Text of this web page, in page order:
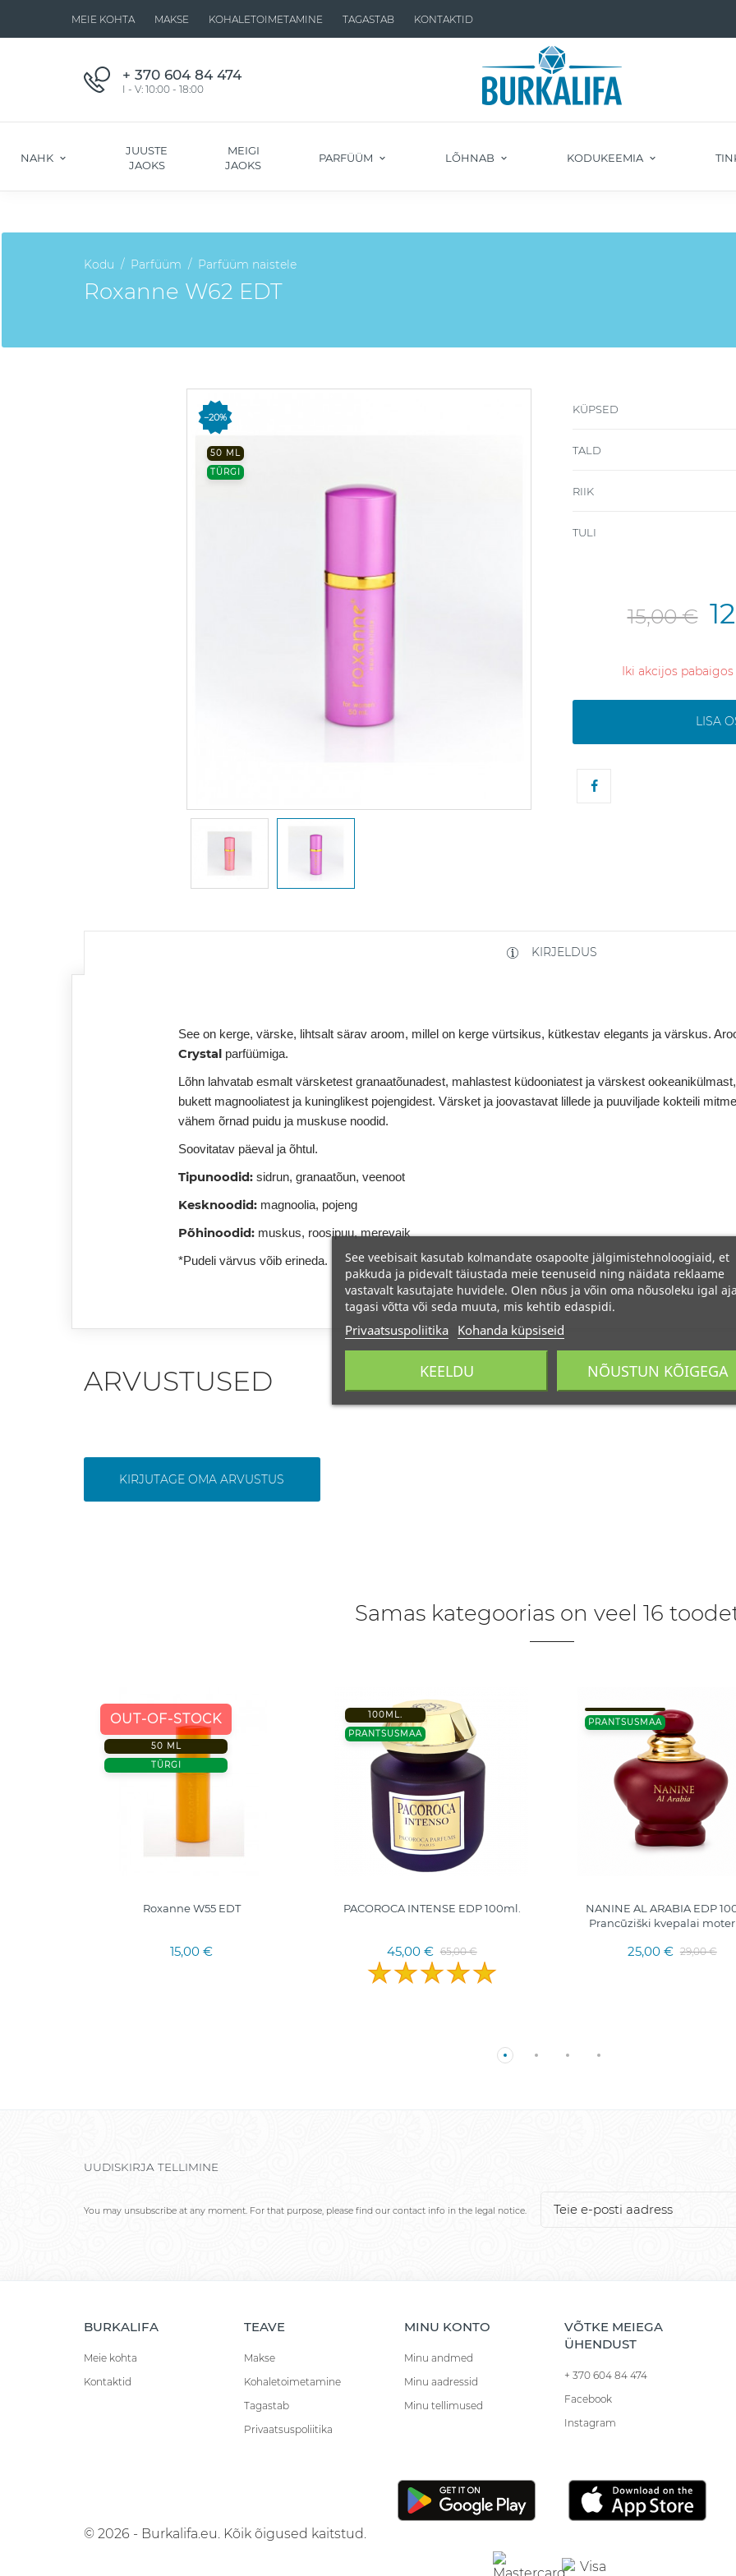
MEIE KOHTA MAKSE KOHALETOIMETAMINE TAGASTAB KONTAKTID
+ 370 604 84 474
I - V: 10:00 - 18:00
NAHK
JUUSTE
JAOKS
MEIGI
JAOKS
PARFÜÜM LÕHNAB KODUKEEMIA
Kodu Parfüüm Parfüüm naistele
Roxanne W62 EDT
−20%
50 ML
TÜRGI
KÜPSED
TALD
RIIK
TULI
15,00 €
Iki akcijos
LISA
KIRJELDUS
See on kerge, värske, lihtsalt särav aroom, millel on kerge vürtsikus, kütkestav elegants ja värskus.
Crystal parfüümiga.
Lõhn lahvatab esmalt värsketest granaatõunadest, mahlastest küdooniatest ja värskest
bukett magnooliatest ja kuninglikest pojengidest. Värsket ja joovastavat lillede ja puuviljade kokteili
vähem õrnad puidu ja muskuse noodid.
Soovitatav päeval ja õhtul.
Tipunoodid: sidrun, granaatõun, veenoot
Kesknoodid: magnoolia, pojeng
Põhinoodid: muskus, roosipuu, merevaik
*Pudeli värvus võib erineda.
ARVUSTUSED
KIRJUTAGE OMA ARVUSTUS
Samas kategoorias on veel 16
OUT-OF-STOCK
50 ML
TÜRGI
Roxanne W55 EDT
15,00 €
100ML.
PRANTSUSMAA
PACOROCA INTENSE EDP 100ml.
45,00 € 65,00 €
PRANTSUSMAA
NANINE AL ARABIA EDP
Prancūziški kvepalai
25,00 € 29,00 €
UUDISKIRJA TELLIMINE
You may unsubscribe at any moment. For that purpose, please find our contact info in the legal notice.
BURKALIFA
Meie kohta
Kontaktid
TEAVE
Makse
Kohaletoimetamine
Tagastab
Privaatsuspoliitika
MINU KONTO
Minu andmed
Minu aadressid
Minu tellimused
VÕTKE MEIEGA
ÜHENDUST
+ 370 604 84 474
Facebook
Instagram
© 2026 - Burkalifa.eu. Kõik õigused kaitstud.
See veebisait kasutab kolmandate osapoolte jälgimistehnoloogiaid, et
pakkuda ja pidevalt täiustada meie teenuseid ning näidata reklaame
vastavalt kasutajate huvidele. Olen nõus ja võin oma nõusoleku igal
tagasi võtta või seda muuta, mis kehtib edaspidi.
Privaatsuspoliitika Kohanda küpsiseid
KEELDU NÕUSTUN KÕIGEGA